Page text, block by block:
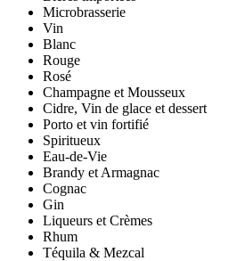
Microbrasserie
Vin
Blanc
Rouge
Rosé
Champagne et Mousseux
Cidre, Vin de glace et dessert
Porto et vin fortifié
Spiritueux
Eau-de-Vie
Brandy et Armagnac
Cognac
Gin
Liqueurs et Crèmes
Rhum
Téquila & Mezcal